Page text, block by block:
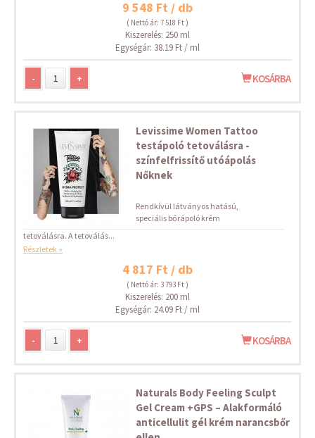
9 548 Ft / db
( Nettó ár: 7 518 Ft )
Kiszerelés: 250 ml
Egységár: 38.19 Ft / ml
- + KOSÁRBA
Levissime Women Tattoo
testápoló tetoválásra -
színfelfrissítő utóápolás
Nőknek
Rendkívül látványos hatású,
speciális bőrápoló krém
tetoválásra. A tetoválás...
Részletek »
4 817 Ft / db
( Nettó ár: 3 793 Ft )
Kiszerelés: 200 ml
Egységár: 24.09 Ft / ml
- + KOSÁRBA
Naturals Body Feeling Sculpt
Gel Cream +GPS – Alakformáló
anticellulit gél krém narancsbőr